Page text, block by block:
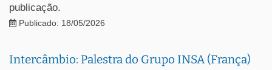
publicação.
Publicado: 18/05/2026
Intercâmbio: Palestra do Grupo INSA (França)